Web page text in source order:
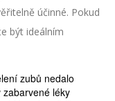
účinné. Pokud
být ideálním
zubů nedalo
léky